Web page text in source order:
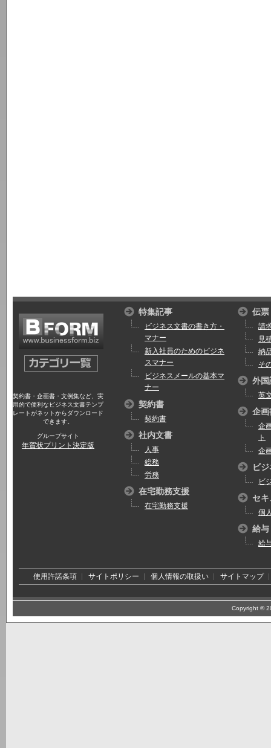
契約書・企画書・文例集など、実
用的で便利なビジネス文書テンプ
レートがネットからダウンロード
できます。
グループサイト
年賀状プリント決定版
特集記事
ビジネス文書の書き方・
マナー
新入社員のためのビジネ
スマナー
ビジネスメールの基本マ
ナー
契約書
契約書
社内文書
人事
総務
労務
在宅勤務支援
在宅勤務支援
伝票
請
見
納
そ
外国
英
企画
企
ト
企
ビ
ビ
セ
個
給与
給
使用許諾条項 サイトポリシー 個人情報の取扱い サイトマップ
Copyright ©